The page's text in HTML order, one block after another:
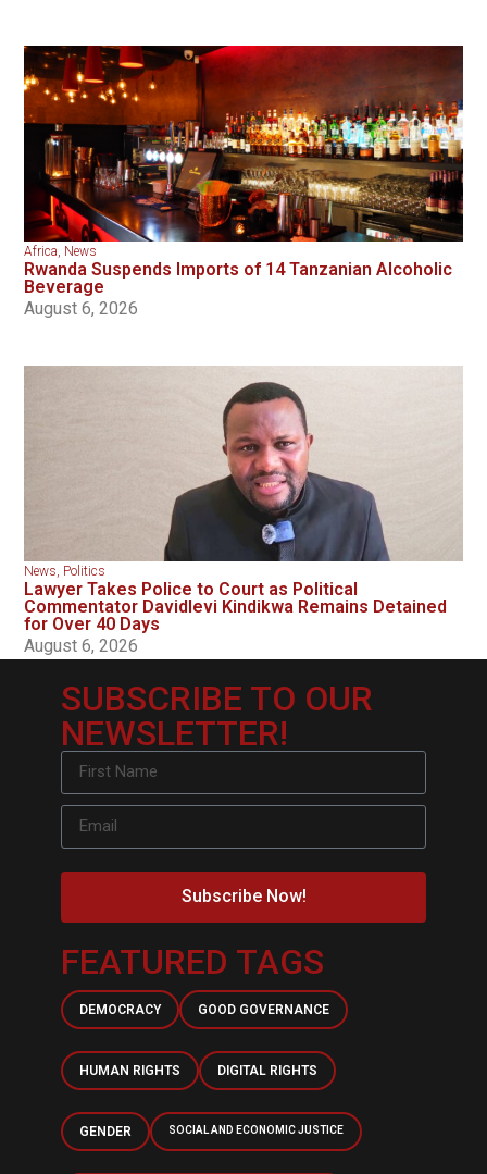
Africa News
Rwanda Suspends Imports of 14 Tanzanian Alcoholic
Beverage
August 6, 2026
News Politics
Lawyer Takes Police to Court as Political
Commentator Davidlevi Kindikwa Remains Detained
for Over 40 Days
August 6, 2026
SUBSCRIBE TO OUR
NEWSLETTER!
Subscribe Now!
FEATURED TAGS
DEMOCRACY GOOD GOVERNANCE
HUMAN RIGHTS DIGITAL RIGHTS
GENDER SOCIAL AND ECONOMIC JUSTICE